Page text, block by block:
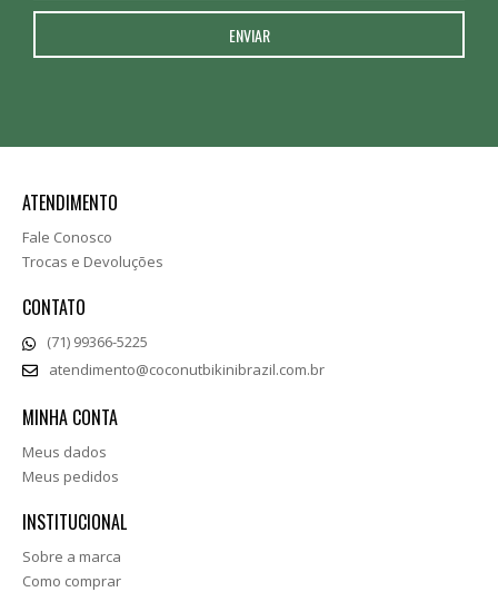
ATENDIMENTO
Fale Conosco
Trocas e Devoluções
CONTATO
(71) 99366-5225
atendimento@coconutbikinibrazil.com.br
MINHA CONTA
Meus dados
Meus pedidos
INSTITUCIONAL
Sobre a marca
Como comprar